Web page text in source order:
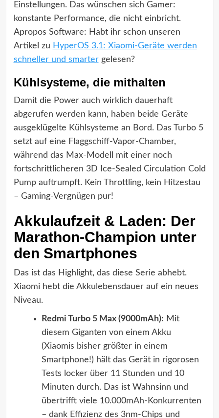
Einstellungen. Das wünschen sich Gamer:
konstante Performance, die nicht einbricht.
Apropos Software: Habt ihr schon unseren
Artikel zu HyperOS 3.1: Xiaomi-Geräte werden
schneller und smartergelesen?
Kühlsysteme, die mithalten
Damit die Power auch wirklich dauerhaft
abgerufen werden kann, haben beide Geräte
ausgeklügelte Kühlsysteme an Bord. Das Turbo 5
setzt auf eine Flaggschiff-Vapor-Chamber,
während das Max-Modell mit einer noch
fortschrittlicheren 3D Ice-Sealed Circulation Cold
Pump auftrumpft. Kein Throttling, kein Hitzestau
– Gaming-Vergnügen pur!
Akkulaufzeit & Laden: Der
Marathon-Champion unter
den Smartphones
Das ist das Highlight, das diese Serie abhebt.
Xiaomi hebt die Akkulebensdauer auf ein neues
Niveau.
Redmi Turbo 5 Max (9000mAh): Mit
diesem Giganten von einem Akku
(Xiaomis bisher größter in einem
Smartphone!) hält das Gerät in rigorosen
Tests locker über 11 Stunden und 10
Minuten durch. Das ist Wahnsinn und
übertrifft viele 10.000mAh-Konkurrenten
– dank Effizienz des 3nm-Chips und